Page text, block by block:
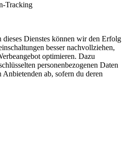
Tracking
dieses Dienstes können wir den Erfolg
besser nachvollziehen,
optimieren. Dazu
personenbezogenen Daten
ab, sofern du deren